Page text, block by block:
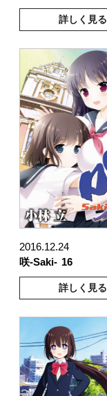
詳しく見る
2016.12.24
咲-Saki- 16
詳しく見る